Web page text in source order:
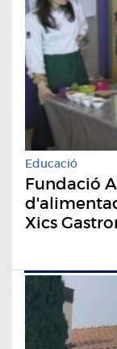
Educació
Fundació
Xics